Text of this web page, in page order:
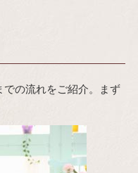
の流れをご紹介。まず